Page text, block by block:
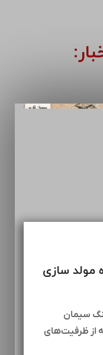
مولد سازی
سیمان
از ظرفیت‌های